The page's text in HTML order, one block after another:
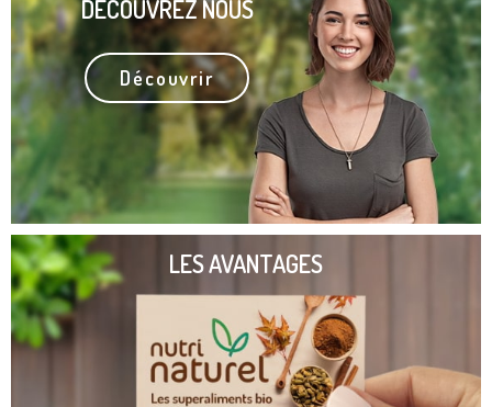
DÉCOUVREZ NOUS
Découvrir
LES AVANTAGES